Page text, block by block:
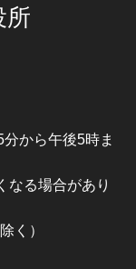
所
から午後5時ま
なる場合があり
く）